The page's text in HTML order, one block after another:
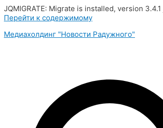
JQMIGRATE: Migrate is installed, version
Перейти к содержимому
Медиахолдинг "Новости Радужного"